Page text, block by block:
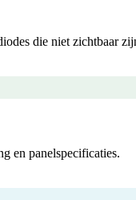
die niet zichtbaar
en panelspecificaties.